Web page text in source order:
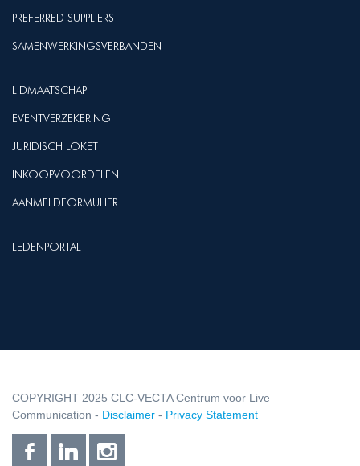
PREFERRED SUPPLIERS
SAMENWERKINGSVERBANDEN
LIDMAATSCHAP
EVENTVERZEKERING
JURIDISCH LOKET
INKOOPVOORDELEN
AANMELDFORMULIER
LEDENPORTAL
COPYRIGHT 2025 CLC-VECTA Centrum voor Live
Communication - Disclaimer - Privacy Statement